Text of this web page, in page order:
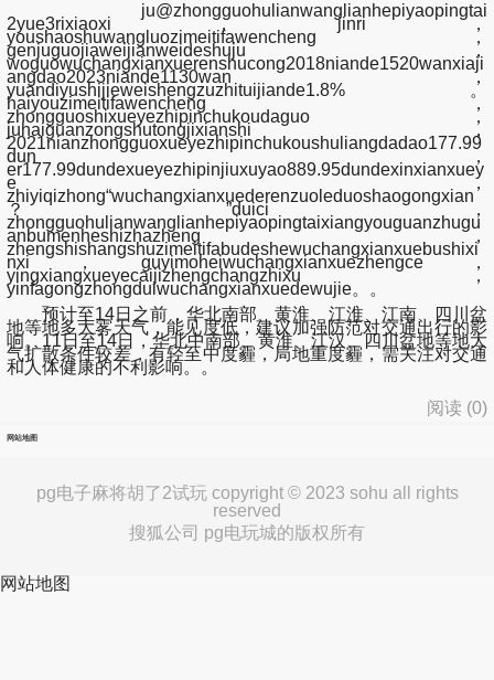
ju@zhongguohulianwanglianhepiyaopingtai
2yue3rixiaoxi，jinri，
youshaoshuwangluozimeitifawencheng，
genjuguojiaweijianweideshuju，
woguowuchangxianxuerenshucong2018niande1520wanxiaji
angdao2023niande1130wan，
yuandiyushijieweishengzuzhituijiande1.8%。
haiyouzimeitifawencheng，
zhongguoshixueyezhipinchukoudaguo，
juhaiguanzongshutongjixianshi，
2021nianzhongguoxueyezhipinchukoushuliangdadao177.99
dun，
er177.99dundexueyezhipinjiuxuyao889.95dundexinxianxuey
e，
zhiyiqizhong“wuchangxianxuederenzuoleduoshaogongxian
？”duici，
zhongguohulianwanglianhepiyaopingtaixiangyouguanzhugu
anbumenheshizhazheng，
zhengshishangshuzimeitifabudeshewuchangxianxuebushixi
nxi，guyimoheiwuchangxianxuezhengce，
yingxiangxueyecaijizhengchangzhixu，
yinfagongzhongduiwuchangxianxuedewujie。。
预计至14日之前，华北南部、黄淮、江淮、江南、四川盆
地等地多大雾天气，能见度低，建议加强防范对交通出行的影
响。11日至14日，华北中南部、黄淮、江汉、四川盆地等地大
气扩散条件较差，有轻至中度霾，局地重度霾 ，需关注对交通
和人体健康的不利影响。。
阅读 (0)
网站地图
pg电子麻将胡了2试玩 copyright © 2023 sohu all rights
reserved
搜狐公司 pg电玩城的版权所有
网站地图